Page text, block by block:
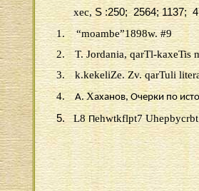
xec,S :250; 2564; 1137;
1.
“moambe”1898w. #9
2.
T. Jordania, qarTl-kaxeTis
3.
k.kekeliZe. Zv. qarTuli
4.
А.Xаханов, Очерки по
5. L8Пehwtkflpt7